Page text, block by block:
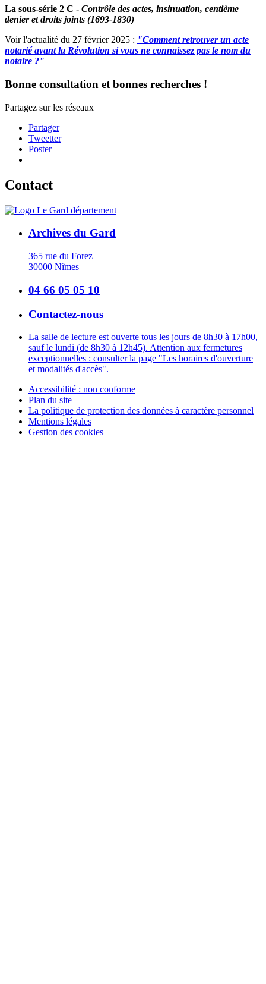
La sous-série 2 C - Contrôle des actes, insinuation, centième
denier et droits joints (1693-1830)
Voir l'actualité du 27 février 2025 : "Comment retrouver un acte
notarié avant la Révolution si vous ne connaissez pas le nom du
notaire ?"
Bonne consultation et bonnes recherches !
Partagez sur les réseaux
Partager
Tweetter
Poster
Contact
Archives du Gard
365 rue du Forez
30000 Nîmes
04 66 05 05 10
Contactez-nous
La salle de lecture est ouverte tous les jours de 8h30 à 17h00,
sauf le lundi (de 8h30 à 12h45). Attention aux fermetures
exceptionnelles : consulter la page "Les horaires d'ouverture
et modalités d'accès".
Accessibilité : non conforme
Plan du site
La politique de protection des données à caractère personnel
Mentions légales
Gestion des cookies